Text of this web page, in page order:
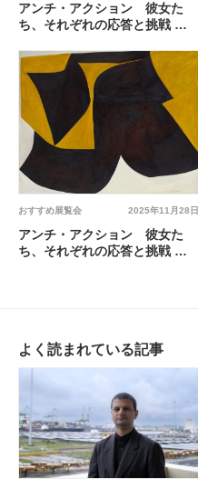
アンチ・アクション 彼女た
ち、それぞれの応答と挑戦 @
2025年11月28日
おすすめ展覧会
アンチ・アクション 彼女た
ち、それぞれの応答と挑戦 @
よく読まれている記事